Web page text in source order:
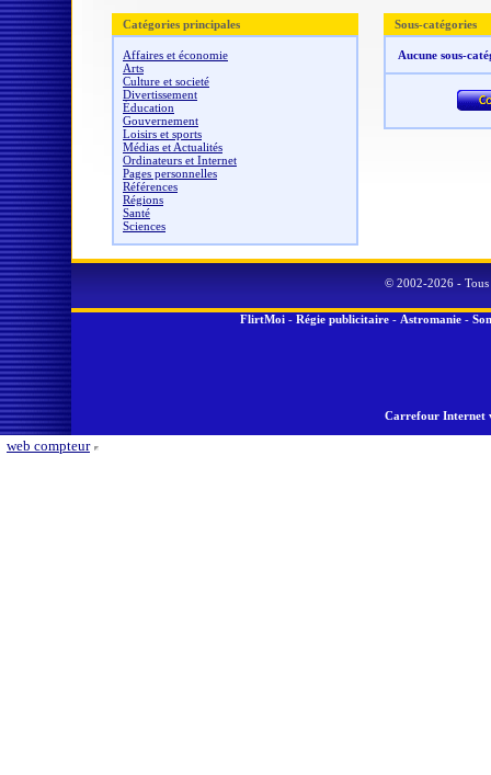
Catégories principales
Affaires et économie
Arts
Culture et societé
Divertissement
Éducation
Gouvernement
Loisirs et sports
Médias et Actualités
Ordinateurs et Internet
Pages personnelles
Références
Régions
Santé
Sciences
Sous-catégories
Aucune sous-
© 2002-2026 - Tous
FlirtMoi - Régie publicitaire - Astromanie -
Carrefour Internet
web compteur